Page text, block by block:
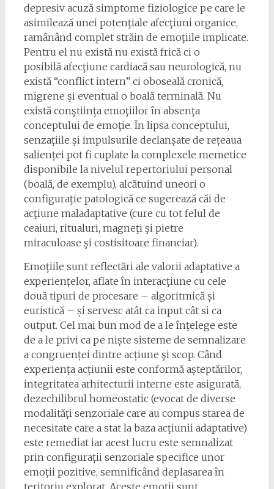
depresiv acuză simptome fiziologice pe care le
asimilează unei potenţiale afecţiuni organice,
ramânând complet străin de emoţiile implicate.
Pentru el nu există nu există frică ci o
posibilă afecţiune cardiacă sau neurologică, nu
există “conflict intern” ci oboseală cronică,
migrene şi eventual o boală terminală. Nu
există conştiinţa emoţiilor în absenţa
conceptului de emoţie. În lipsa conceptului,
senzaţiile şi impulsurile declanșate de rețeaua
salienței pot fi cuplate la complexele memetice
disponibile la nivelul repertoriului personal
(boală, de exemplu), alcătuind uneori o
configuraţie patologică ce sugerează căi de
acţiune maladaptative (cure cu tot felul de
ceaiuri, ritualuri, magneţi şi pietre
miraculoase şi costisitoare financiar).
Emoţiile sunt reflectări ale valorii adaptative a
experiențelor, aflate în interacţiune cu cele
două tipuri de procesare – algoritmică și
euristică – și servesc atât ca input cât si ca
output. Cel mai bun mod de a le înţelege este
de a le privi ca pe niște sisteme de semnalizare
a congruenței dintre acțiune şi scop. Când
experienţa acțiunii este conformă așteptărilor,
integritatea arhitecturii interne este asigurată,
dezechilibrul homeostatic (evocat de diverse
modalităţi senzoriale care au compus starea de
necesitate care a stat la baza acţiunii adaptative)
este remediat iar acest lucru este semnalizat
prin configuraţii senzoriale specifice unor
emoţii pozitive, semnificând deplasarea în
teritoriu explorat. Aceste emoţii sunt